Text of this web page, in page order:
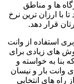
ها و مناطق
با ارزان ترین نرخ
قرار دهد.
استفاده از وانت
های زیادی برای
بنا به خواسته و
وانت بار و نیسان
راه های انتخابی